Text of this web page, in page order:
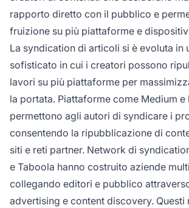
rapporto diretto con il pubblico e
fruizione su più piattaforme e
La syndication di articoli si è evoluta in
sofisticato in cui i creatori possono
lavori su più piattaforme per
la portata. Piattaforme come Medium e
permettono agli autori di syndicare i
consentendo la ripubblicazione di
siti e reti partner. Network di
e Taboola hanno costruito aziende
collegando editori e pubblico
advertising e content discovery. Questi